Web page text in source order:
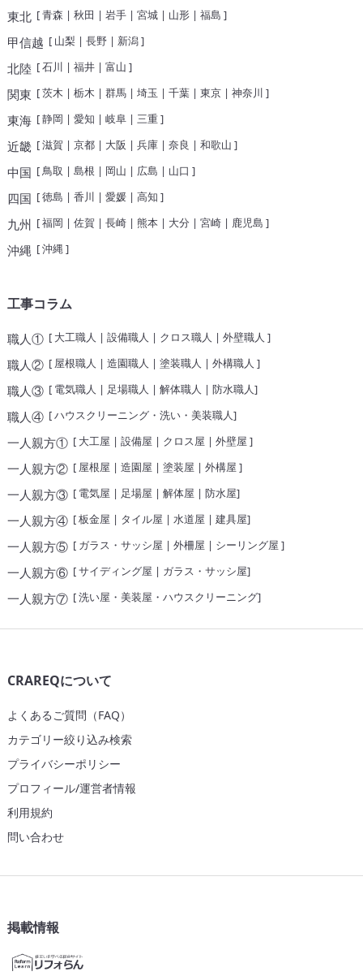
東北 [青森 | 秋田 | 岩手| 宮城| 山形| 福島 ]
甲信越 [ 山梨 | 長野| 新潟]
北陸 [石川 | 福井| 富山 ]
関東 [茨木 | 栃木 | 群馬| 埼玉 | 千葉| 東京| 神奈川 ]
東海[静岡 | 愛知 | 岐阜| 三重]
近畿[滋賀 | 京都| 大阪 | 兵庫| 奈良 | 和歌山 ]
中国 [鳥取 | 島根 | 岡山 | 広島 | 山口 ]
四国 [徳島 | 香川 | 愛媛| 高知 ]
九州 [福岡 | 佐賀 | 長崎| 熊本| 大分 | 宮崎| 鹿児島 ]
沖縄 [沖縄]
工事コラム
職人①[ 大工職人 | 設備職人 | クロス職人 | 外壁職人 ]
職人②[ 屋根職人 | 造園職人 | 塗装職人 | 外構職人 ]
職人③[ 電気職人 | 足場職人 | 解体職人 | 防水職人]
職人④[ハウスクリーニング・洗い・美装職人]
一人親方①[ 大工屋 | 設備屋 | クロス屋 | 外壁屋 ]
一人親方②[ 屋根屋 | 造園屋 | 塗装屋 | 外構屋 ]
一人親方③[ 電気屋 | 足場屋 | 解体屋 | 防水屋]
一人親方④[板金屋 | タイル屋 | 水道屋 | 建具屋]
一人親方⑤[ ガラス・サッシ屋 | 外柵屋 | シーリング屋 ]
一人親方⑥[サイディング屋 | ガラス・サッシ屋]
一人親方⑦[洗い屋・美装屋・ハウスクリーニング]
CRAREQについて
よくあるご質問（FAQ）
カテゴリー絞り込み検索
プライバシーポリシー
プロフィール/運営者情報
利用規約
問い合わせ
掲載情報